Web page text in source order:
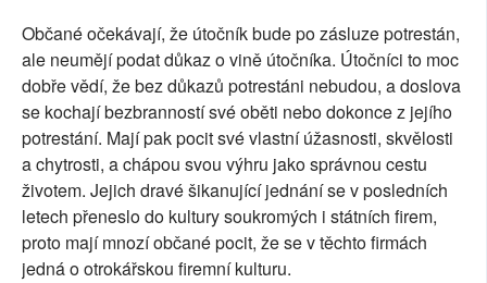
Občané očekávají, že útočník bude po zásluze potrestán,
ale neumějí podat důkaz o vině útočníka. Útočníci to moc
dobře vědí, že bez důkazů potrestáni nebudou, a doslova
se kochají bezbranností své oběti nebo dokonce z jejího
potrestání. Mají pak pocit své vlastní úžasnosti, skvělosti
a chytrosti, a chápou svou výhru jako správnou cestu
životem. Jejich dravé šikanující jednání se v posledních
letech přeneslo do kultury soukromých i státních firem,
proto mají mnozí občané pocit, že se v těchto firmách
jedná o otrokářskou firemní kulturu.